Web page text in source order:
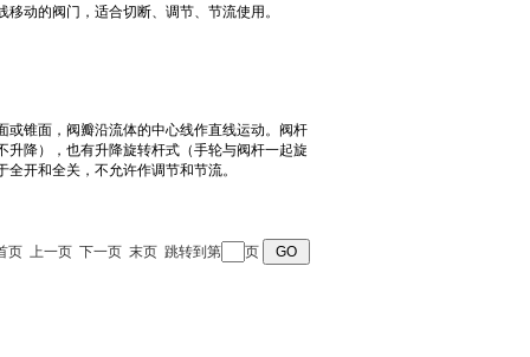
页 上一页 下一页 末页 跳转到第 页